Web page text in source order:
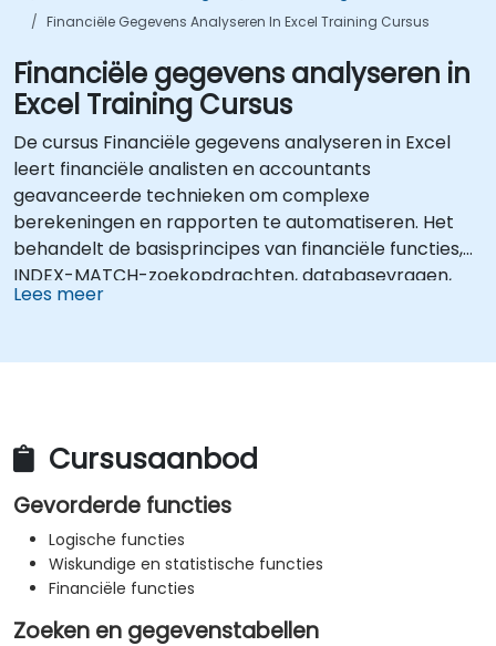
Financiële Gegevens Analyseren In Excel Training Cursus
Financiële gegevens analyseren in
Excel Training Cursus
De cursus Financiële gegevens analyseren in Excel
leert financiële analisten en accountants
geavanceerde technieken om complexe
berekeningen en rapporten te automatiseren. Het
behandelt de basisprincipes van financiële functies,
INDEX-MATCH-zoekopdrachten, databasevragen,
PivotTables en PivotCharts, evenals het integreren
financiële inzichten en nauwkeurige voorspellingen
Lees meer
Cursusaanbod
Gevorderde functies
Logische functies
Wiskundige en statistische functies
Financiële functies
Zoeken en gegevenstabellen